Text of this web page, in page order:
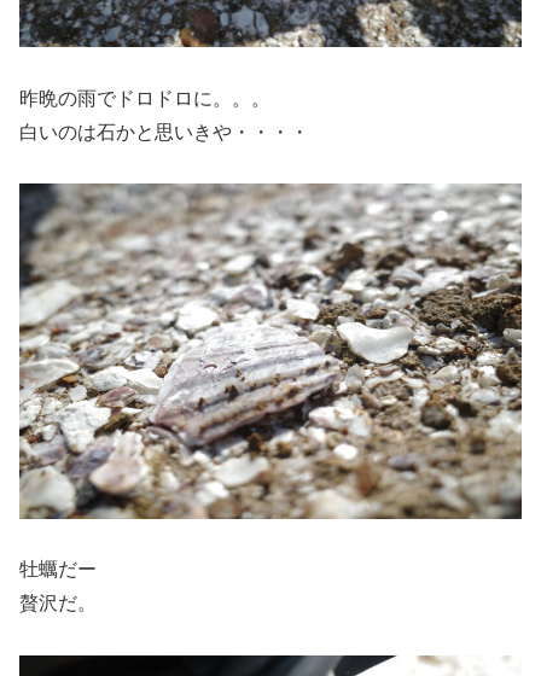
昨晩の雨でドロドロに。。。
白いのは石かと思いきや・・・・
牡蠣だー
贅沢だ。